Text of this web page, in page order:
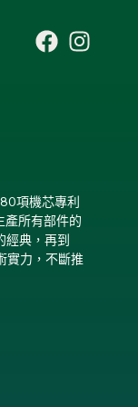
項機芯專利
所有部件的
經典，再到
實力，不斷推